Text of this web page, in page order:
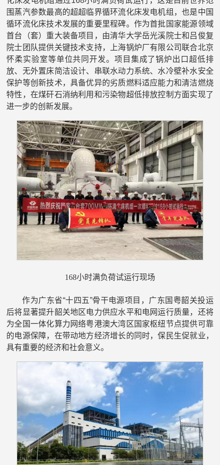
围蒸汽参数最高的超超临界循环流化床发电机组，也是中国
循环流化床技术发展的重要里程碑。作为首批国家能源领域
首台（套）重大装备项目，由清华大学岳光溪院士和吕俊复
院士团队提供关键技术支持，上海锅炉厂有限公司联合北京
怀柔实验室等单位共同开发。项目集成了锅炉出口超低排
放、无外置床简洁设计、串联水动力系统、水冷壁补水安全
保护等创新技术，具备优异的劣质燃料适应能力和清洁燃烧
特性，在煤矸石消纳利用和污染物超低排放控制方面实现了
进一步的创新发展。
168小时满负荷试运行现场
作为广东省“十四五”骨干电源项目，广东国粤韶关投运
后将显著提升韶关地区电力供应水平和电网运行质量，还将
为全国一体化算力网络粤港澳大湾区国家枢纽节点提供可靠
的电源保障，在带动地方经济增长的同时，保民生促就业，
具有重要的经济和社会意义。